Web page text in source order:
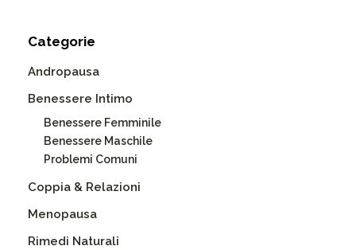
Categorie
Andropausa
Benessere Intimo
Benessere Femminile
Benessere Maschile
Problemi Comuni
Coppia & Relazioni
Menopausa
Rimedi Naturali